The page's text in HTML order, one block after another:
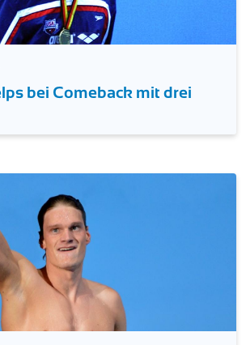
bei Comeback mit drei